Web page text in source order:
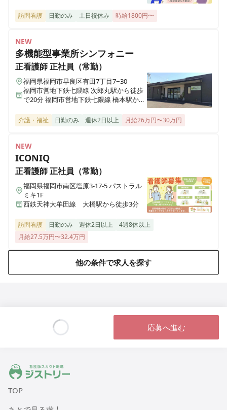
医療施設型ホスピス 医心館小田原
医療施設型ホスピス 医心館鈴鹿
三重県鈴鹿市末広東5番（住所未定）
医療施設型ホスピス 医心館豊中
埼玉県加須市不動岡一丁目（住所未定）
医療施設型ホスピス 医心館ふくにし
三重県名張市東町1921-1
医療施設型ホスピス 医心館弘前
青森県弘前市大字外崎4丁目2-3
東京都江戸川区篠崎町2丁目31-3（住所未定）
医療施設型ホスピス 医心館秋田
医療施設型ホスピス 医心館八事南山
愛知県名古屋市昭和区南山町22-11
訪問看護 日勤のみ 土日祝休み 時給1800円〜
NEW
多機能型事業所シンフォニー
正看護師正社員（常勤）
福岡県福岡市早良区有田7丁目7−30
福岡市営地下鉄七隈線 次郎丸駅から徒歩
で20分 福岡市営地下鉄七隈線 橋本駅から
介護・福祉 日勤のみ 週休2日以上 月給26万円〜30万円
NEW
ICONIQ
正看護師正社員（常勤）
福岡県福岡市南区塩原3-17-5 パストラル
ミキ1F
西鉄天神大牟田線 大橋駅から徒歩3分
訪問看護 日勤のみ 週休2日以上
4週8休以上
月給27.5万円〜32.4万円
他の条件で求人を探す
応募へ進む
ジストリー 看護師の転職マッチング
TOP